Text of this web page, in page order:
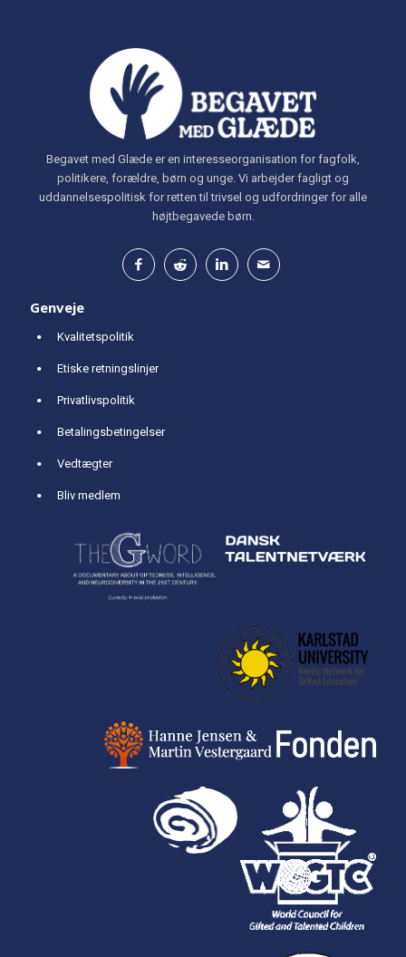
Begavet med Glæde er en interesseorganisation for fagfolk,
politikere, forældre, børn og unge. Vi arbejder fagligt og
uddannelsespolitisk for retten til trivsel og udfordringer for alle
højtbegavede børn.
Genveje
Kvalitetspolitik
Etiske retningslinjer
Privatlivspolitik
Betalingsbetingelser
Vedtægter
Bliv medlem